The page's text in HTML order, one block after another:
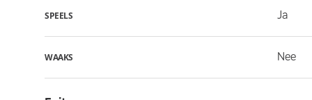
SPEELS Ja
WAAKS Nee